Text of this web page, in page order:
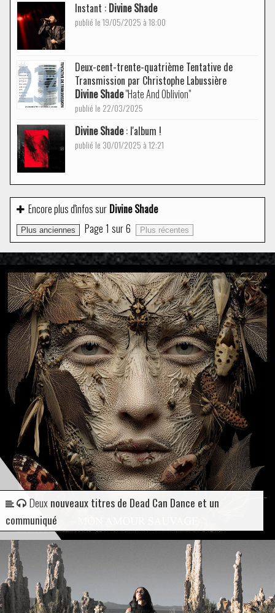
Instant : Divine Shade
publié le 19/05/2025 à 18:00
Deux-cent-trente-quatrième Tentative de
Transmission par Christophe Labussière
Divine Shade"Hate And Oblivion"
publié le 22/03/2025
Divine Shade: l'album !
publié le 30/01/2025 à 12:21
Encore plus d'infos sur Divine Shade
Plus anciennes Page 1 sur6 Plus récentes
Deuxnouveaux titres de Dead Can Dance et un
communiqué